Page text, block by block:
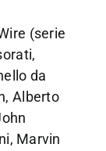
(serie
da
Alberto
Marvin